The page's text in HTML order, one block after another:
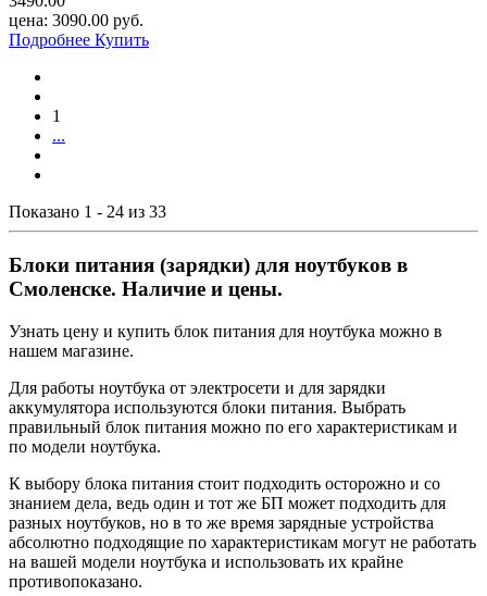
цена: 3090.00 руб.
Подробнее Купить
1
...
Показано 1 - 24 из 33
Блоки питания (зарядки) для ноутбуков в
Смоленске. Наличие и цены.
Узнать цену и купить блок питания для ноутбука можно в
нашем магазине.
Для работы ноутбука от электросети и для зарядки
аккумулятора используются блоки питания. Выбрать
правильный блок питания можно по его характеристикам и
по модели ноутбука.
К выбору блока питания стоит подходить осторожно и со
знанием дела, ведь один и тот же БП может подходить для
разных ноутбуков, но в то же время зарядные устройства
абсолютно подходящие по характеристикам могут не работать
на вашей модели ноутбука и использовать их крайне
противопоказано.